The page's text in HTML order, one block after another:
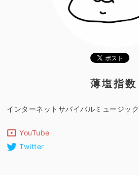
薄塩指数
インターネットサバイバルミュージック
YouTube
Twitter